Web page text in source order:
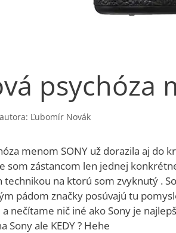
psychóza
Ľubomír Novák
menom SONY už dorazila aj
som zástancom len jednej
na ktorú som zvyknutý .
pádom značky posúvajú tu
nečítame nič iné ako Sony je
Sony ale KEDY ? Hehe